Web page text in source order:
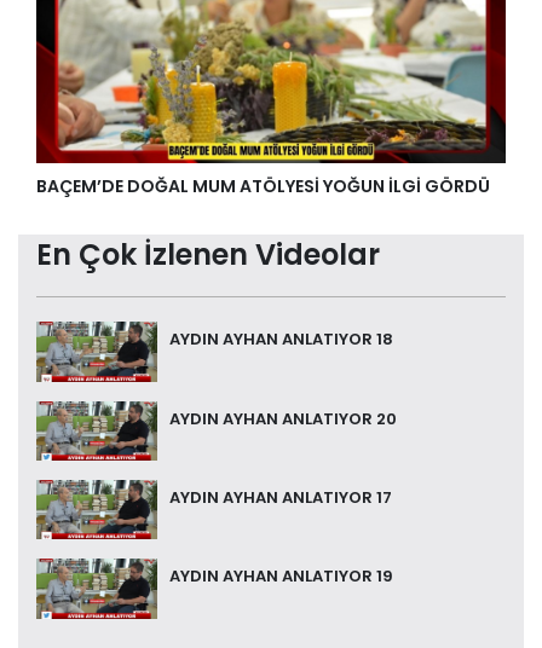
BAÇEM’DE DOĞAL MUM ATÖLYESİ YOĞUN İLGİ GÖRDÜ
En Çok İzlenen Videolar
AYDIN AYHAN ANLATIYOR 18
AYDIN AYHAN ANLATIYOR 20
AYDIN AYHAN ANLATIYOR 17
AYDIN AYHAN ANLATIYOR 19